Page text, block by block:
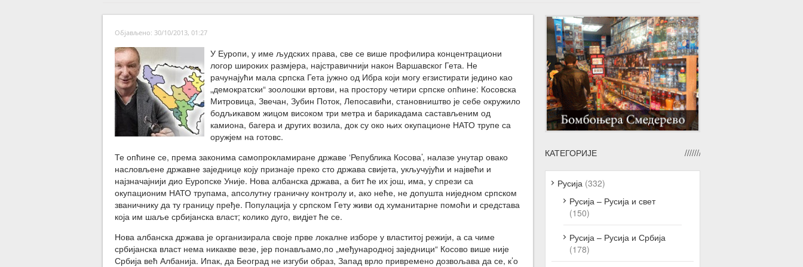
Објављено: 30/10/2013, 01:27
У Еуропи, у име људских права, све се више профилира концентрациони
логор широких размјера, најстравичнији након Варшавског Гета. Не
рачунајући мала српска Гета јужно од Ибра који могу егзистирати једино као
„демократски“ зоолошки вртови, на простору четири српске опћине: Косовска
Митровица, Звечан, Зубин Поток, Лепосавићи, становништво је себе окружило
бодљикавом жицом високом три метра и барикадама састављеним од
камиона, багера и других возила, док су око њих окупационе НАТО трупе са
оружјем на готовс.
Те опћине се, према законима самопрокламиране државе ‘Република Косова’, налазе унутар овако
насловљене државне заједнице коју признаје преко сто држава свијета, укључујући и највећи и
најзначајнији дио Еуропске Уније. Нова албанска држава, а бит ће их још, има, у спрези са
окупационим НАТО трупама, апсолутну граничну контролу и, ако неће, не допушта ниједном српском
званичнику да ту границу пређе. Популација у српском Гету живи од хуманитарне помоћи и средстава
која им шаље србијанска власт; колико дуго, видјет ће се.
Нова албанска држава је организирала своје прве локалне изборе у властитој режији, а са чиме
србијанска власт нема никакве везе, јер понављамо,по „међународној заједници“ Косово више није
Србија већ Албанија. Ипак, да Београд не изгуби образ, Запад врло привремено дозвољава да се, к’о
КАТЕГОРИЈЕ
Русија (332)
Русија – Русија и свет
(150)
Русија – Русија и Србија
(178)